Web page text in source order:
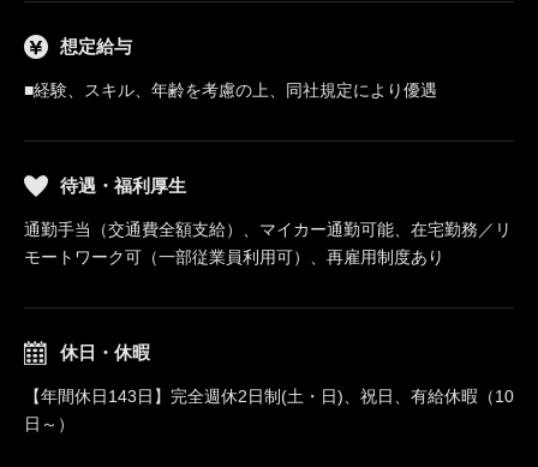
想定給与
■経験、スキル、年齢を考慮の上、同社規定により優遇
待遇・福利厚生
通勤手当（交通費全額支給）、マイカー通勤可能、在宅勤務／リ
モートワーク可（一部従業員利用可）、再雇用制度あり
休日・休暇
【年間休日143日】完全週休2日制(土・日)、祝日、有給休暇（10
日～）